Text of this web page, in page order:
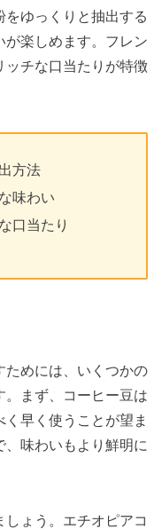
をゆっくりと抽出する
が楽しめます。フレン
ッチな口当たりが特徴
方法
味わい
口当たり
ためには、いくつかの
。まず、コーヒー豆は
早く使うことが望ま
、味わいもより鮮明に
ょう。エチオピアコ